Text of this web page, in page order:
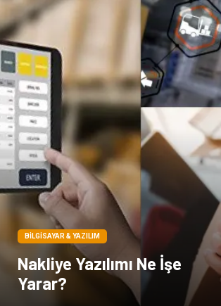
BILGISAYAR & YAZILIM
Nakliye Yazılımı Ne İşe
Yarar?